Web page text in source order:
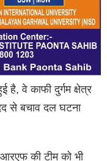
है, वे काफी दुर्गम क्षेत्र
से बचाव दल घटना
की टीम को भी